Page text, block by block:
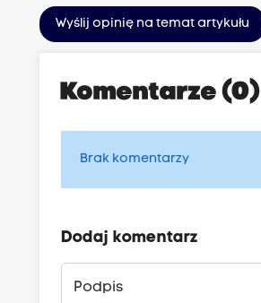
Wyślij opinię na temat artykułu
Komentarze (0)
Brak komentarzy
Dodaj komentarz
Podpis